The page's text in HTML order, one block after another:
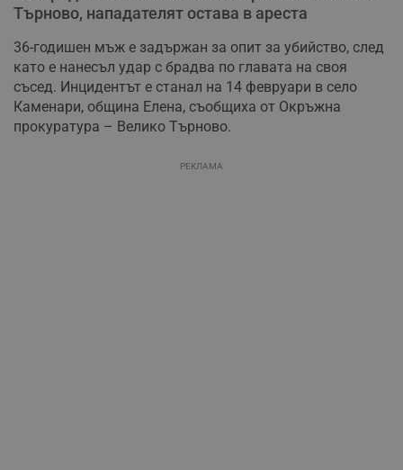
Търново, нападателят остава в ареста
36-годишен мъж е задържан за опит за убийство, след
като е нанесъл удар с брадва по главата на своя
съсед. Инцидентът е станал на 14 февруари в село
Каменари, община Елена, съобщиха от Окръжна
прокуратура – Велико Търново.
РЕКЛАМА